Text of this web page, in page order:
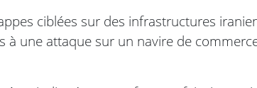
ciblées sur des infrastructures
à une attaque sur un navire de